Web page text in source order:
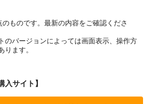
ものです。最新の内容をご確認くださ
のバージョンによっては画面表示、操作方
ります。
入サイト】